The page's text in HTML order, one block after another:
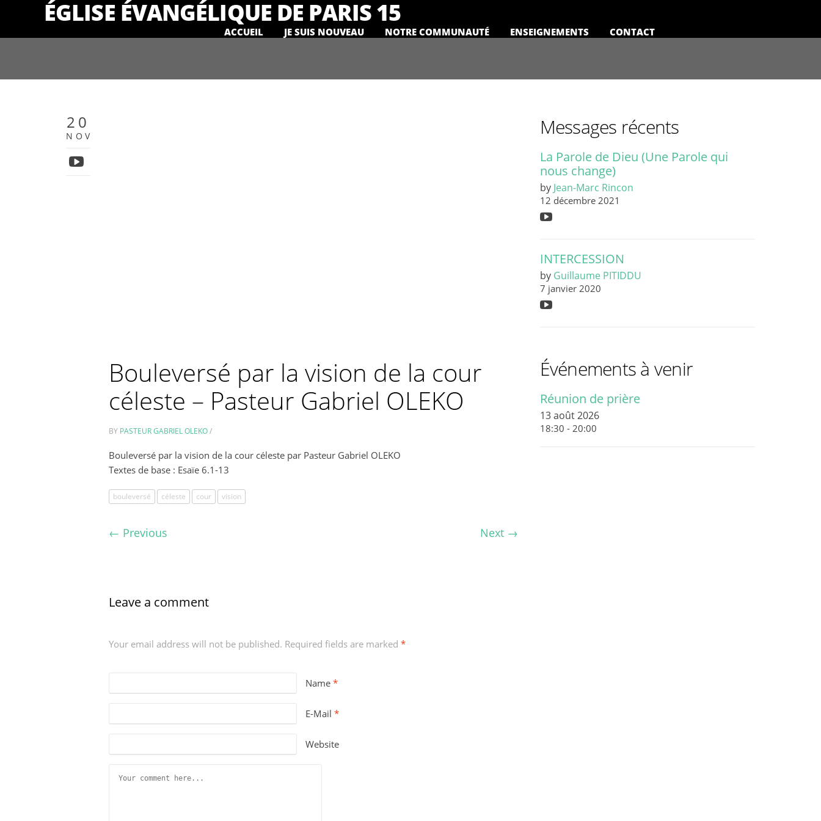
ÉGLISE ÉVANGÉLIQUE DE PARIS 15
ACCUEIL JE SUIS NOUVEAU NOTRE COMMUNAUTÉ ENSEIGNEMENTS CONTACT
20
NOV
Bouleversé par la vision de la cour
céleste – Pasteur Gabriel OLEKO
BY PASTEUR GABRIEL OLEKO/
Bouleversé par la vision de la cour céleste par Pasteur Gabriel OLEKO
Textes de base : Esaïe 6.1-13
bouleversé céleste cour vision
← Previous Next →
Leave a comment
Your email address will not be published. Required fields are marked *
Name *
E-Mail *
Website
Messages récents
La Parole de Dieu (Une Parole qui
nous change)
by Jean-Marc Rincon
12 décembre 2021
INTERCESSION
by Guillaume PITIDDU
7 janvier 2020
Événements à venir
Réunion de prière
13 août 2026
18:30 - 20:00